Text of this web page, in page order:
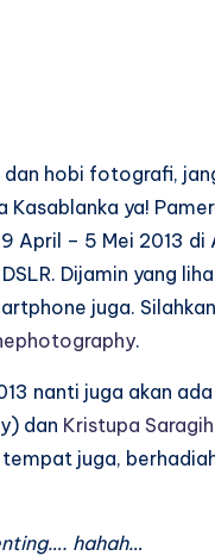
hobi fotografi,
ya!
April – 5 Mei 2013
Dijamin yang
juga.
.
nanti juga akan
dan Kristupa Saragih
juga,
hahah…